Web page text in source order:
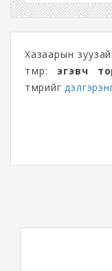
Хазаарын
төмөр: эгэвч
төмрийг